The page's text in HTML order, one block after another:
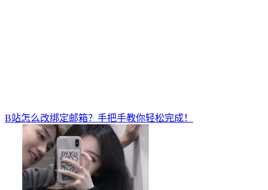
B站怎么改绑定邮箱？手把手教你轻松完成！